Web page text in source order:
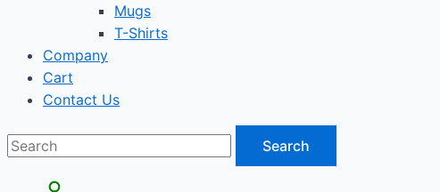
Mugs
T-Shirts
Company
Cart
Contact Us
Search